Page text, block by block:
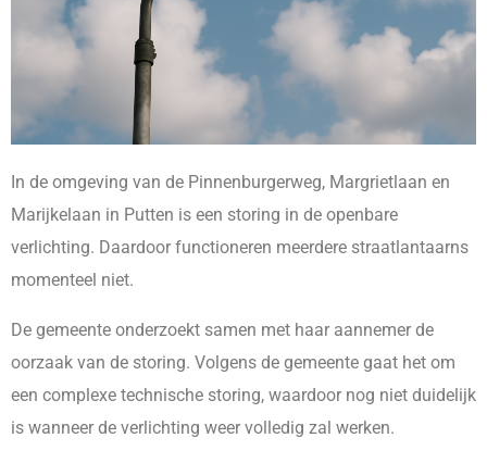
In de omgeving van de Pinnenburgerweg, Margrietlaan en
Marijkelaan in Putten is een storing in de openbare
verlichting. Daardoor functioneren meerdere straatlantaarns
momenteel niet.
De gemeente onderzoekt samen met haar aannemer de
oorzaak van de storing. Volgens de gemeente gaat het om
een complexe technische storing, waardoor nog niet duidelijk
is wanneer de verlichting weer volledig zal werken.